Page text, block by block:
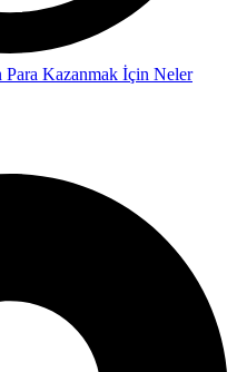
Kazanmak İçin Neler